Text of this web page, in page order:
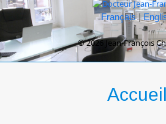
Français|
© 2026 Jean-François
Accueil